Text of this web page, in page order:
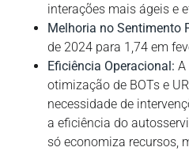
interações mais ágeis e
Melhoria no Sentimento
de 2024 para 1,74 em
Eficiência Operacional: A
otimização de BOTs e
necessidade de
a eficiência do
só economiza recursos,